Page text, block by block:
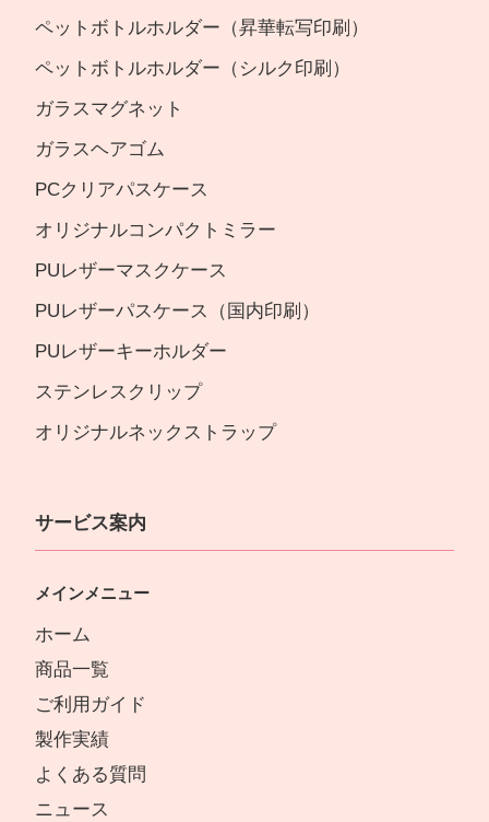
ペットボトルホルダー（昇華転写印刷）
ペットボトルホルダー（シルク印刷）
ガラスマグネット
ガラスヘアゴム
PCクリアパスケース
オリジナルコンパクトミラー
PUレザーマスクケース
PUレザーパスケース（国内印刷）
PUレザーキーホルダー
ステンレスクリップ
オリジナルネックストラップ
サービス案内
メインメニュー
ホーム
商品一覧
ご利用ガイド
製作実績
よくある質問
ニュース